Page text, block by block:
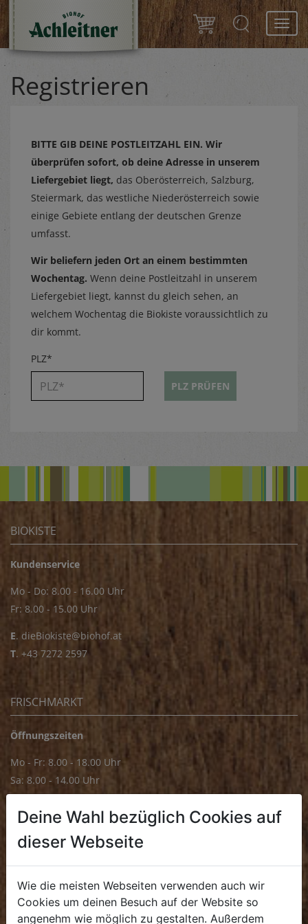
Registrieren
BITTE GIB DEINE POSTLEITZAHL EIN. Wir
überprüfen sofort, ob deine Adresse in unserem
Liefergebiet liegt, das Oberösterreich, Salzburg,
Steiermark, das westliche Niederösterreich sowie
einige Gebiete entlang der deutschen Grenze
umfasst.
Wir beliefern jeden Ort an einem bestimmten
Wochentag. Wenn deine Postleitzahl in unserem
Liefergebiet liegt, kannst du gleich sehen, an
welchem Wochentag die Biokiste voraussichtlich zu
dir kommt.
PLZ*
PLZ PRÜFEN
BIOKISTE
Kundenservice
Mo - Do: 8.00 - 16.00 Uhr
Fr: 8.00 - 15.00 Uhr
E. dieBiokiste@biohof.at
T. +43 7272 2597
FRISCHMARKT
Öffnungszeiten
Mo - Fr: 8.00 - 18.00 Uhr
Sa: 8.00 - 14.00 Uhr
Mo - Fr: 8.00 - 16.00 Uhr
. +43 7272 4859 70
Deine Wahl bezüglich Cookies auf
dieser Webseite
Wie die meisten Webseiten verwenden auch wir
Cookies um deinen Besuch auf der Website so
angenehm wie möglich zu gestalten. Außerdem